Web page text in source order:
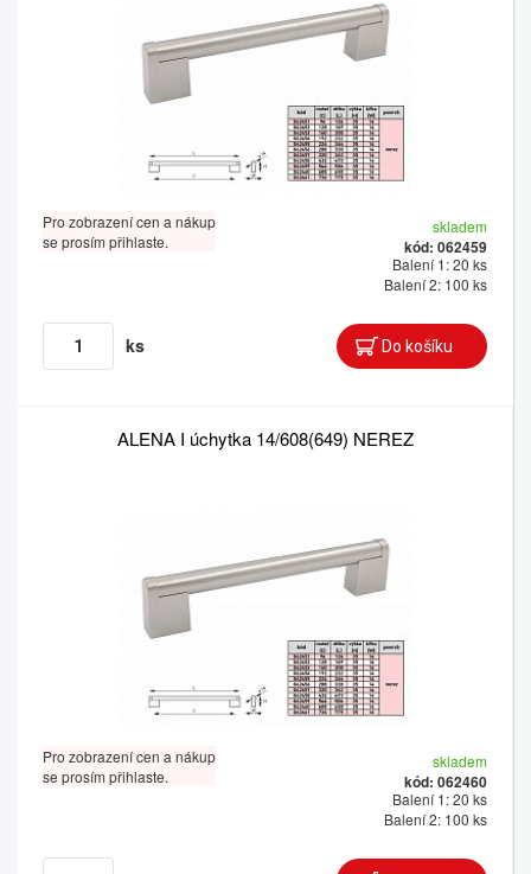
Pro zobrazení cen a nákup
se prosím přihlaste.
skladem
kód: 062459
Balení 1: 20 ks
Balení 2: 100 ks
ks
ALENA I úchytka 14/608(649) NEREZ
Pro zobrazení cen a nákup
se prosím přihlaste.
skladem
kód: 062460
Balení 1: 20 ks
Balení 2: 100 ks